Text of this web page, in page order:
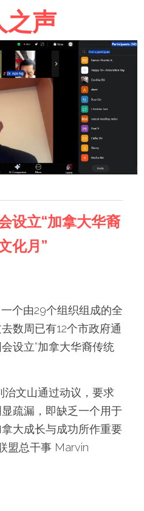
之声
设立“加拿大华裔
化月”
个由29个组织组成的全
数周已有12个市政府通
设立“加拿大华裔传统
治文山通过动议，要求
疏漏，即缺乏一个用于
大成长与成功所作重要
盟总干事 Marvin